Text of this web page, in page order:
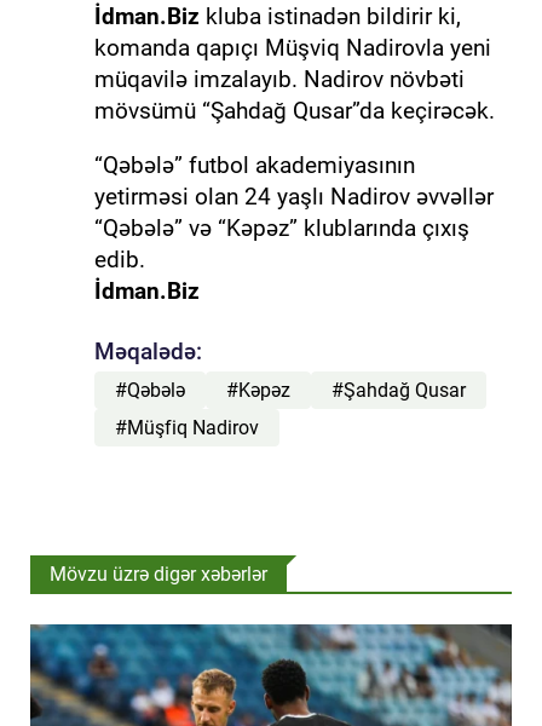
İdman.Biz kluba istinadən bildirir ki,
komanda qapıçı Müşviq Nadirovla yeni
müqavilə imzalayıb. Nadirov növbəti
mövsümü “Şahdağ Qusar”da keçirəcək.
“Qəbələ” futbol akademiyasının
yetirməsi olan 24 yaşlı Nadirov əvvəllər
“Qəbələ” və “Kəpəz” klublarında çıxış
edib.
İdman.Biz
Məqalədə:
#Qəbələ #Kəpəz
#Şahdağ Qusar
#Müşfiq Nadirov
Mövzu üzrə digər xəbərlər